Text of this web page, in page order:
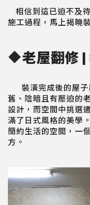
相信到這已迫不及
施工過程，馬上揭曉
🔶老屋翻修 |
裝潢完成後的屋子
舊、陰暗且有壓迫的
設計，而空間中挑選
滿了日式風格的美學
簡約生活的空間，一
方。